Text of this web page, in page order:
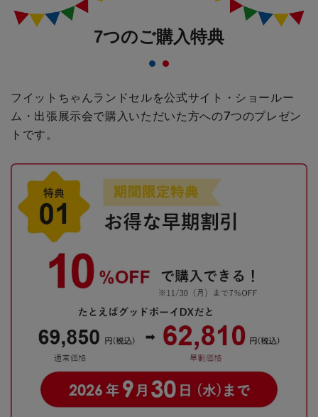
7つのご購入特典
フイットちゃんランドセルを公式サイト・ショールー
ム・出張展示会で購入いただいた方への7つのプレゼン
トです。